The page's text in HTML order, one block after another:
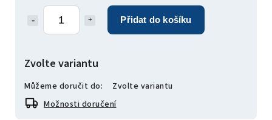
Přidat do košíku
Zvolte variantu
Můžeme doručit do:
Zvolte variantu
Možnosti doručení